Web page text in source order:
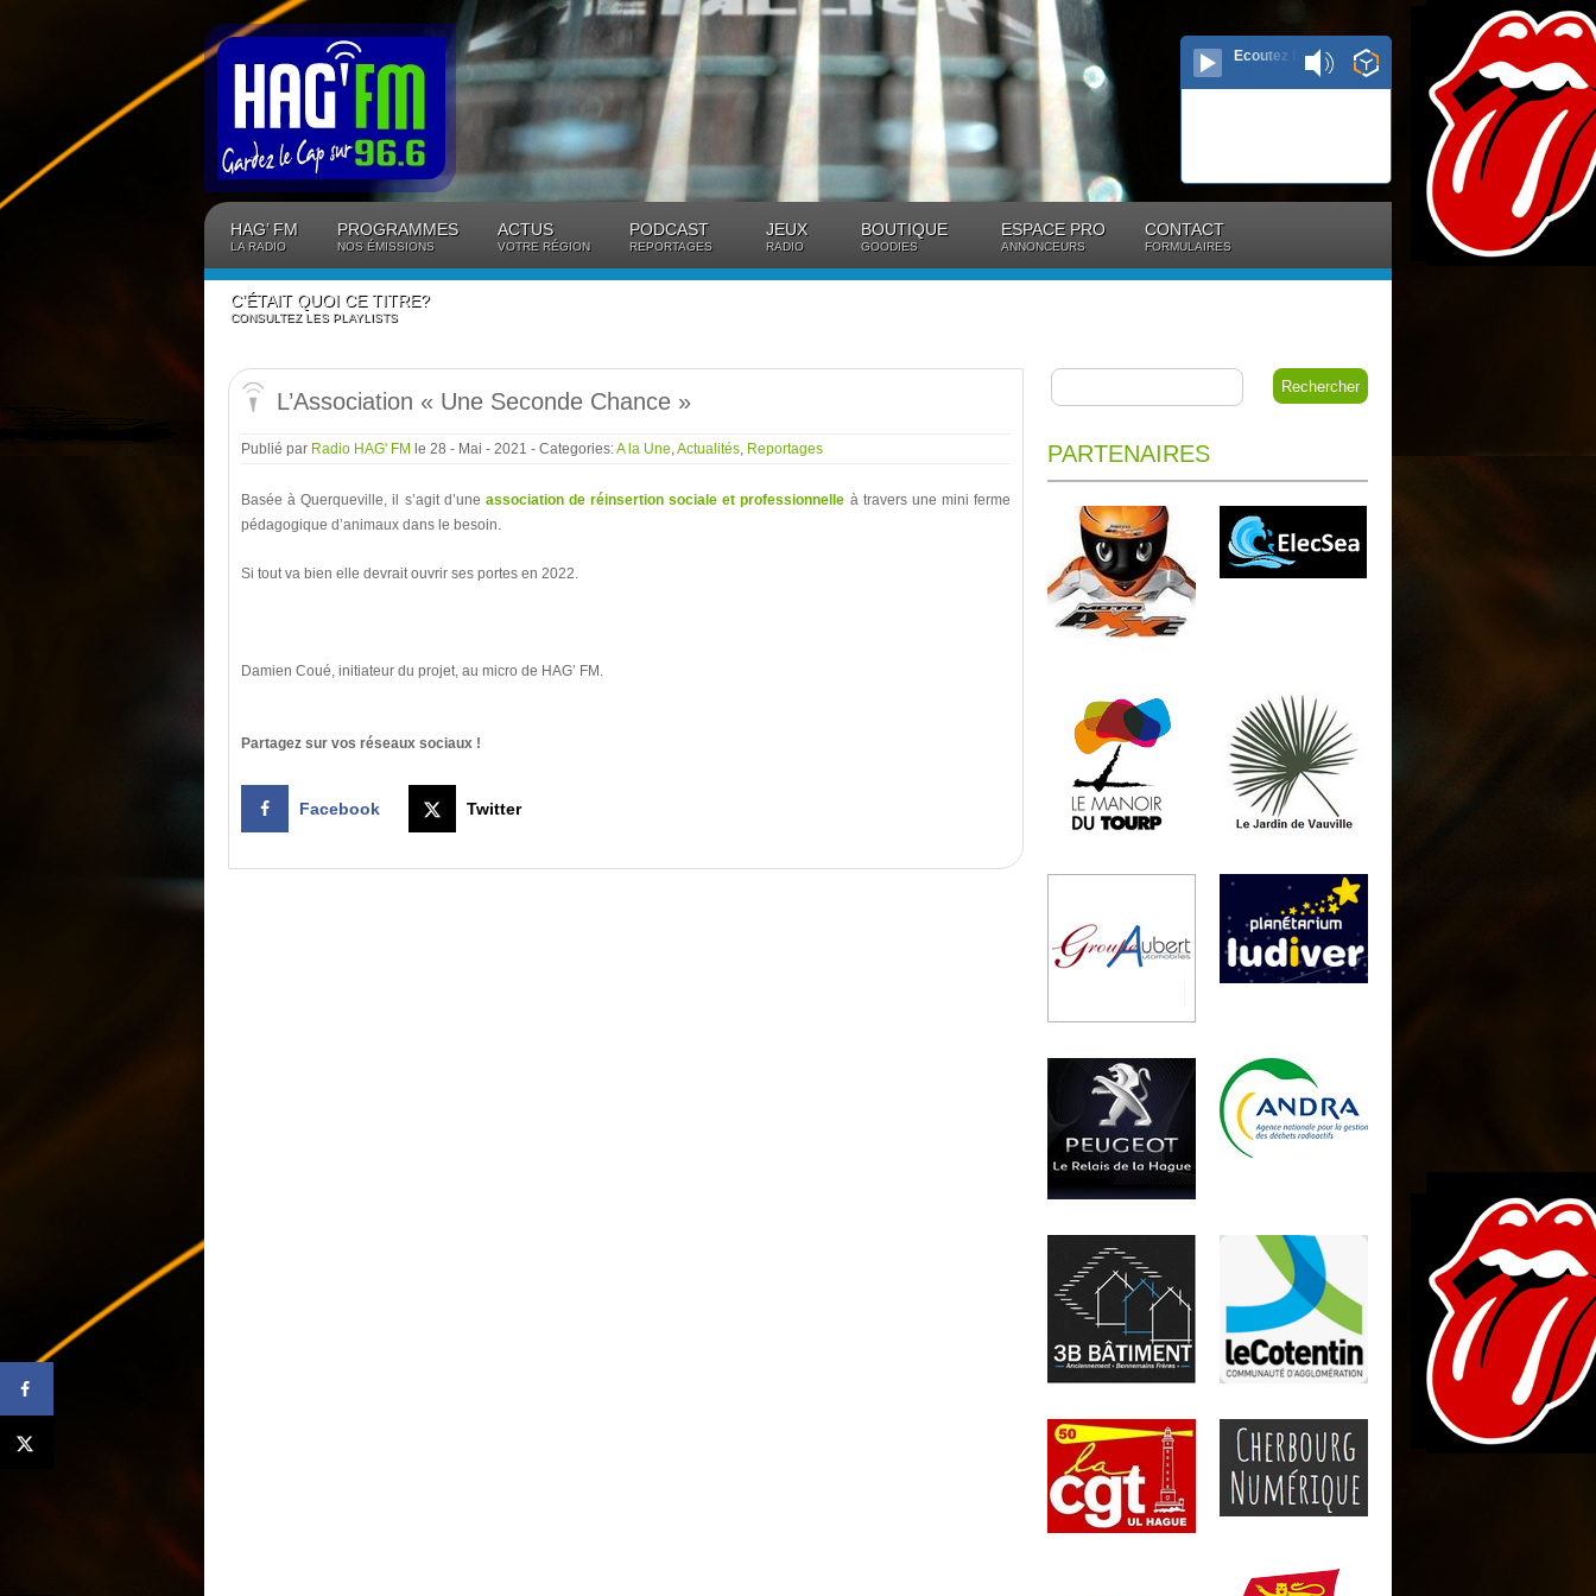
Ecoutez le direct...
HAG’ FM
LA RADIO
PROGRAMMES
NOS ÉMISSIONS
ACTUS
VOTRE RÉGION
PODCAST
REPORTAGES
JEUX
RADIO
BOUTIQUE
GOODIES
ESPACE PRO
ANNONCEURS
CONTACT
FORMULAIRES
C’ÉTAIT QUOI CE TITRE?
CONSULTEZ LES PLAYLISTS
L’Association « Une Seconde Chance »
Publié par Radio HAG' FM le 28 - Mai - 2021 - Categories:A la Une,Actualités, Reportages
Basée à Querqueville, il s’agit d’une association de réinsertion sociale et professionnelle à travers une mini ferme
pédagogique d’animaux dans le besoin.
Si tout va bien elle devrait ouvrir ses portes en 2022.
Damien Coué, initiateur du projet, au micro de HAG’ FM.
Partagez sur vos réseaux sociaux !
Facebook Twitter
PARTENAIRES